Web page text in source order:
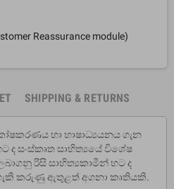
Reassurance module)
SHIPPING & RETURNS
හා භාෂාධ්‍යයනය ගැන
ද සංස්කෘත සාහිත්‍යයේ විශේෂ
රිසි සාහිත්‍යකාමීන් හට ද
කරුණු ඇතුළත් අගනා කෘතියකි.